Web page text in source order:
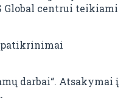
Global centrui teikiami
darbai“. Atsakymai į